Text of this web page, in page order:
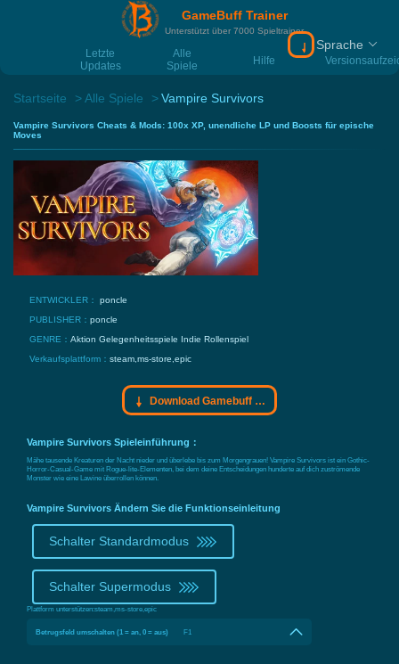
GameBuff Trainer
Unterstützt über 7000 Spieltrainer
Letzte
Updates
Alle
Spiele
Hilfe
Download
Sprache
Startseite Alle Spiele Vampire Survivors
Vampire Survivors Cheats & Mods: 100x XP, unendliche LP und Boosts für epische
Moves
ENTWICKLER： poncle
PUBLISHER： poncle
GENRE： Aktion Gelegenheitsspiele Indie Rollenspiel
Verkaufsplattform： steam,ms-store,epic
Download Gamebuff Trainer
Vampire Survivors Spieleinführung：
Mähe tausende Kreaturen der Nacht nieder und überlebe bis zum Morgengrauen! Vampire Survivors ist ein Gothic-
Horror-Casual-Game mit Rogue-lite-Elementen, bei dem deine Entscheidungen hunderte auf dich zuströmende
Monster wie eine Lawine überrollen können.
Vampire Survivors Ändern Sie die Funktionseinleitung
Schalter Standardmodus
Schalter Supermodus
Plattform unterstützen:steam,ms-store,epic
Betrugsfeld umschalten (1 = an, 0 = aus) F1